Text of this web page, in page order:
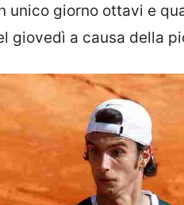
unico giorno ottavi e
giovedì a causa della